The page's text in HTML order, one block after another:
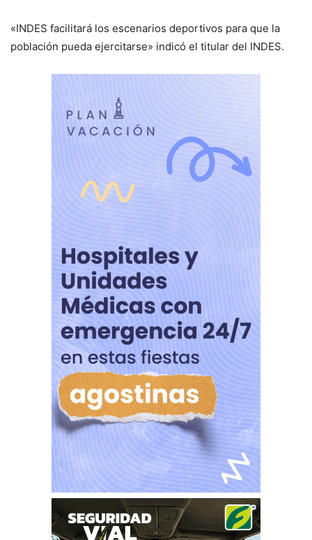
«INDES facilitará los escenarios deportivos para que la
población pueda ejercitarse» indicó el titular del INDES.